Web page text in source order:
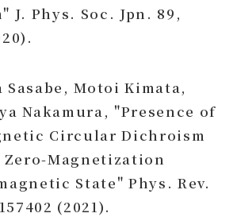
J. Phys. Soc. Jpn. 89,
Sasabe, Motoi Kimata,
Nakamura, "Presence of
Circular Dichroism
Magnetization
State" Phys. Rev.
(2021).